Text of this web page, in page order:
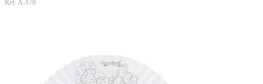
Ref: A-178